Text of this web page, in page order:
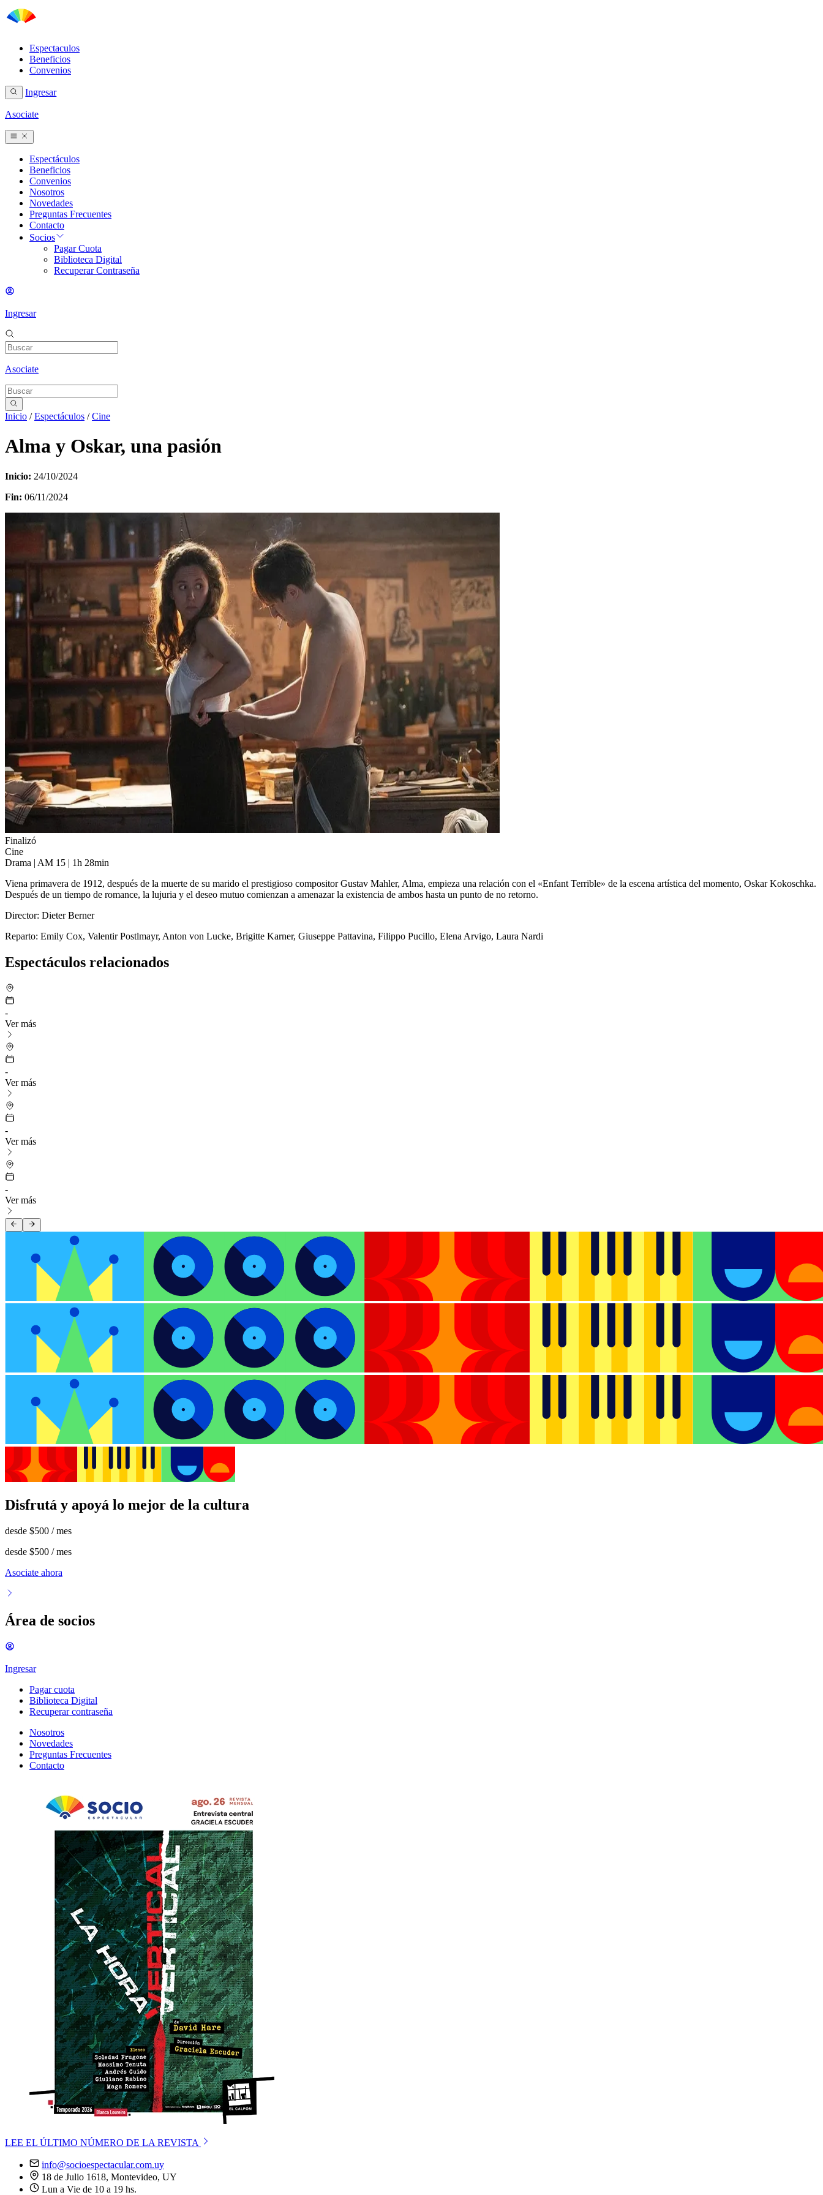
Espectaculos
Beneficios
Convenios
Ingresar
Asociate
Espectáculos
Beneficios
Convenios
Nosotros
Novedades
Preguntas Frecuentes
Contacto
Socios
Pagar Cuota
Biblioteca Digital
Recuperar Contraseña
Ingresar
Asociate
Inicio /Espectáculos /Cine
Alma y Oskar, una pasión
Inicio: 24/10/2024
Fin: 06/11/2024
Finalizó
Cine
Drama | AM 15 | 1h 28min
Viena primavera de 1912, después de la muerte de su marido el prestigioso compositor Gustav Mahler, Alma, empieza una relación con el «Enfant Terrible» de la escena artística del momento, Oskar Kokoschka.
Después de un tiempo de romance, la lujuria y el deseo mutuo comienzan a amenazar la existencia de ambos hasta un punto de no retorno.
Director: Dieter Berner
Reparto: Emily Cox, Valentir Postlmayr, Anton von Lucke, Brigitte Karner, Giuseppe Pattavina, Filippo Pucillo, Elena Arvigo, Laura Nardi
Espectáculos relacionados
-
Ver más
-
Ver más
-
Ver más
-
Ver más
Disfrutá y apoyá lo mejor de la cultura
desde $500 / mes
desde $500 / mes
Asociate ahora
Área de socios
Ingresar
Pagar cuota
Biblioteca Digital
Recuperar contraseña
Nosotros
Novedades
Preguntas Frecuentes
Contacto
LEE EL ÚLTIMO NÚMERO DE LA REVISTA
info@socioespectacular.com.uy
18 de Julio 1618, Montevideo, UY
Lun a Vie de 10 a 19 hs.